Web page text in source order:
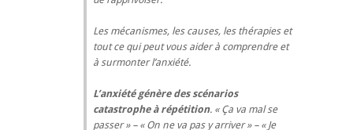
Les mécanismes, les causes, les thérapies et
tout ce qui peut vous aider à comprendre et
à surmonter l’anxiété.
L’anxiété génère des scénarios
catastrophe à répétition. « Ça va mal se
passer » – « On ne va pas y arriver » – « Je